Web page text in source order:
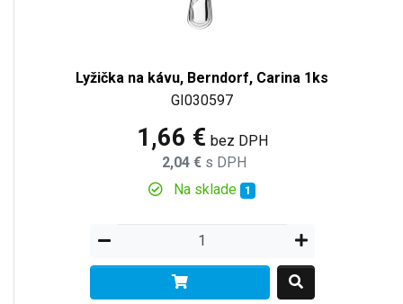
Lyžička na kávu, Berndorf, Carina 1ks
GI030597
1,66 € bez DPH
2,04 € s DPH
Na sklade 1